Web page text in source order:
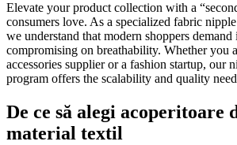
Elevate your product collection with a
consumers love. As a specialized fabric
we understand that modern shoppers
compromising on breathability. Whether you
accessories supplier or a fashion startup, our
program offers the scalability and quality
De ce să alegi acoperitoare
material textil